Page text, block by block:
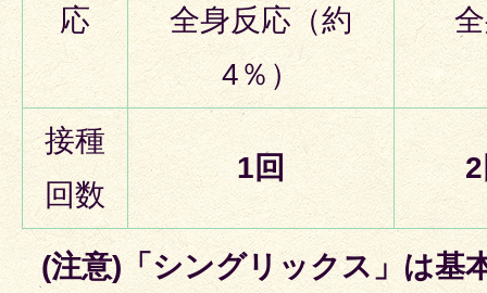
応
全身反応（約
4％）
接種
回数
1回
(注意) 「 シングリックス」は基